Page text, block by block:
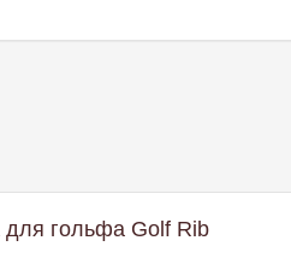
для гольфа Golf Rib